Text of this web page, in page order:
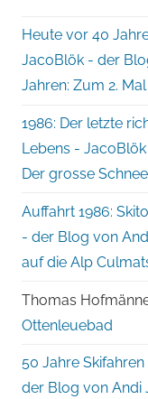
Heute vor 40
JacoBlök - der
Jahren: Zum 2.
1986: Der letzte
Lebens -
Der grosse
Auffahrt 1986:
- der Blog von
auf die Alp
Thomas
Ottenleuebad
50 Jahre
der Blog von Andi